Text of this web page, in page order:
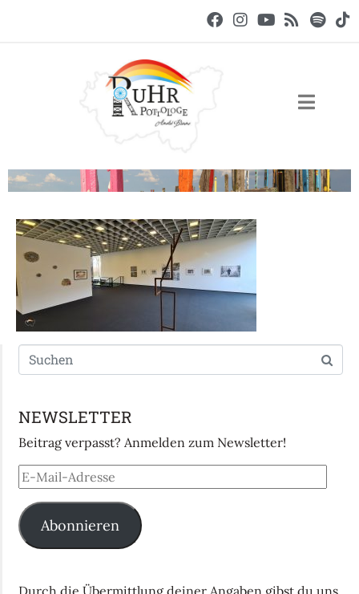
NEWSLETTER
Beitrag verpasst? Anmelden zum Newsletter!
Abonnieren